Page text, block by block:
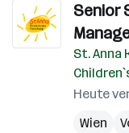
Senior
St. Anna
Heute
Wien